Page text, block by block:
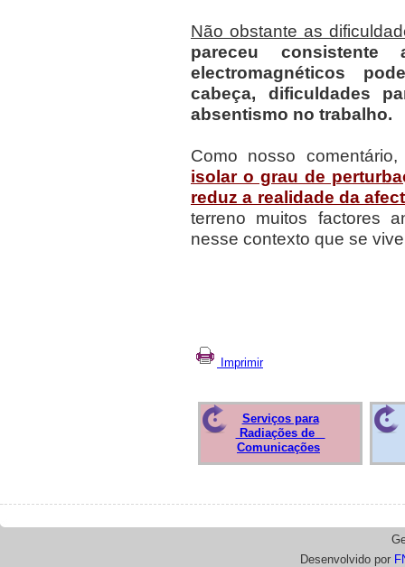
Não obstante as
pareceu
electromagnéticos
cabeça, dificuldades
absentismo no trabalho.
Como nosso
isolar o grau de
reduz a realidade da
terreno muitos factores
nesse contexto que se
Imprimir
Serviços para
Radiações de
Comunicações
Desenvolvido por